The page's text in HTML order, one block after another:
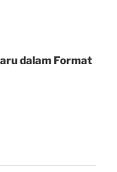
dalam Format